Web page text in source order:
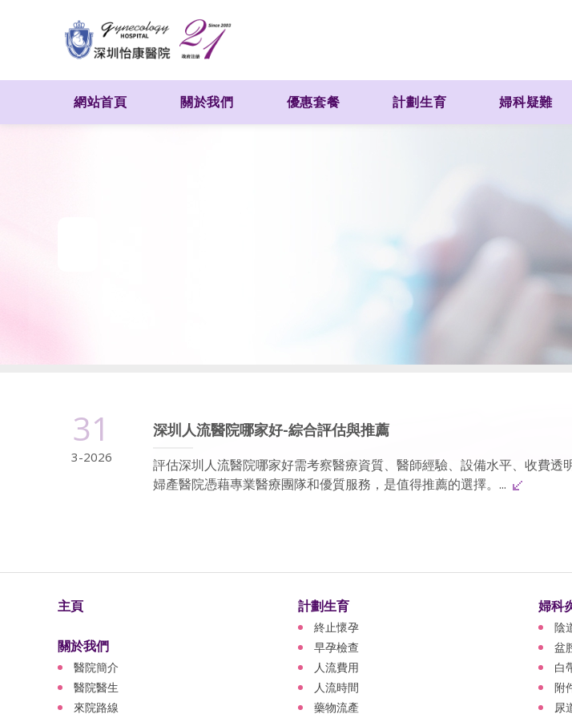
網站首頁 關於我們 優惠套餐 計劃生育 婦科疑難
31
3-2026
深圳人流醫院哪家好-綜合評估與推薦
評估深圳人流醫院哪家好需考察醫療資質、醫師經驗、設備水平、收費透
婦產醫院憑藉專業醫療團隊和優質服務，是值得推薦的選擇。...
主頁
關於我們
醫院簡介
醫院醫生
來院路線
計劃生育
終止懷孕
早孕檢查
人流費用
人流時間
藥物流產
婦科
陰
盆
白
附
尿